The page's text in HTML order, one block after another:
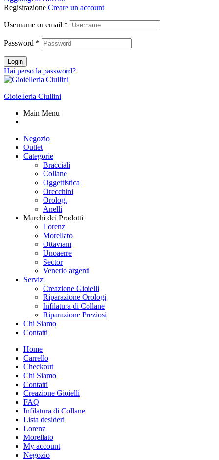
Registrazione Creare un account
Username or email *
Password *
Login
Hai perso la password?
Gioielleria Ciullini
Main Menu
Negozio
Outlet
Categorie
Bracciali
Collane
Oggettistica
Orecchini
Orologi
Anelli
Marchi dei Prodotti
Lorenz
Morellato
Ottaviani
Unoaerre
Sector
Venerio argenti
Servizi
Creazione Gioielli
Riparazione Orologi
Infilatura di Collane
Riparazione Preziosi
Chi Siamo
Contatti
Home
Carrello
Checkout
Chi Siamo
Contatti
Creazione Gioielli
FAQ
Infilatura di Collane
Lista desideri
Lorenz
Morellato
My account
Negozio